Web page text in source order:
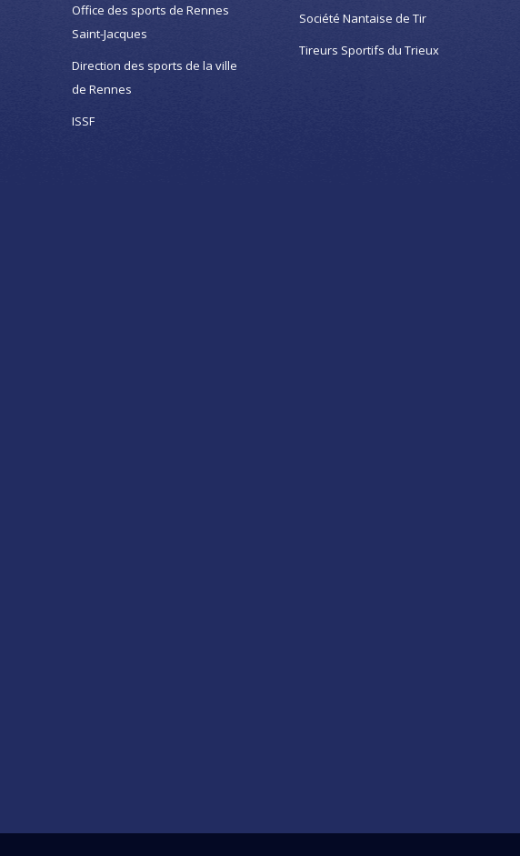
Office des sports de Rennes
Saint-Jacques
Direction des sports de la ville
de Rennes
ISSF
Société Nantaise de Tir
Tireurs Sportifs du Trieux